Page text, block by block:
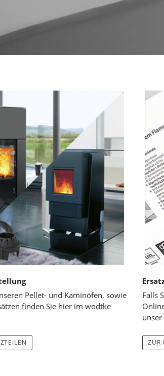
Pellet- und Kaminöfen, sowie
finden Sie hier im wodtke
Falls
ZUR